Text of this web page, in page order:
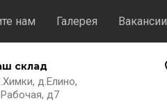
нам Галерея Вакансии
склад
д.Елино,
д7